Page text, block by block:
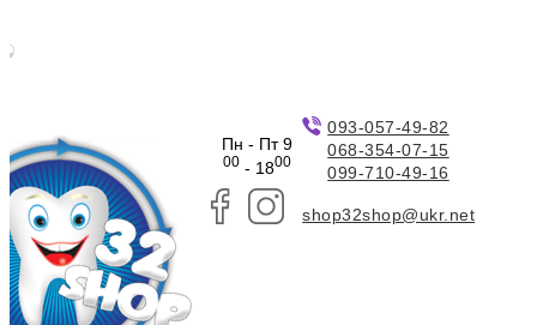
Пн - Пт 9
00- 1800
093-057-49-82
068-354-07-15
099-710-49-16
shop32shop@ukr.net